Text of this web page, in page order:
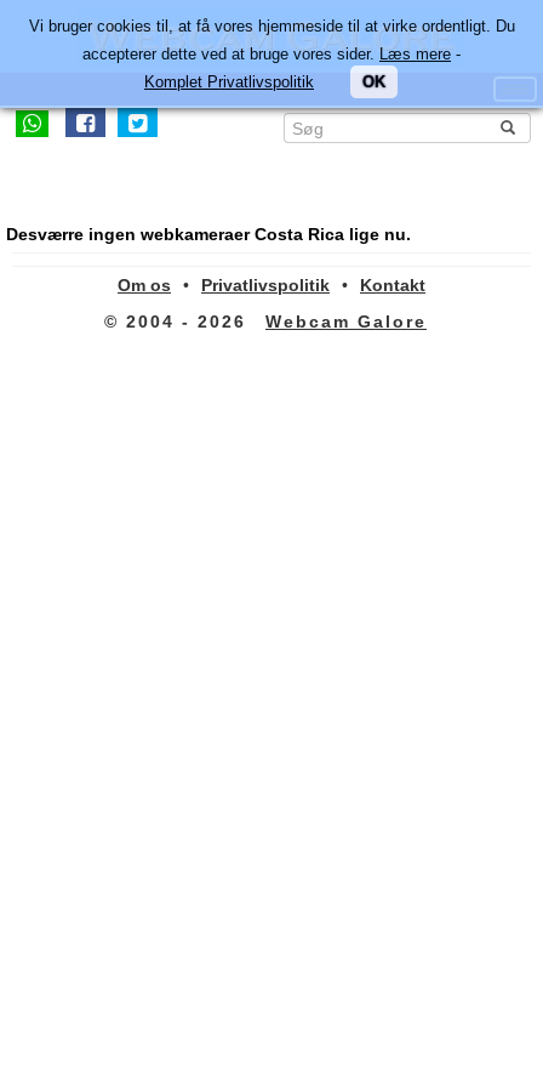
Desværre ingen webkameraer Costa Rica lige nu.
Om os • Privatlivspolitik •
Kontakt
© 2004 - 2026
Webcam Galore
Vi bruger cookies til, at få vores hjemmeside til at virke ordentligt. Du
accepterer dette ved at bruge vores sider. Læs mere -
Komplet Privatlivspolitik
OK